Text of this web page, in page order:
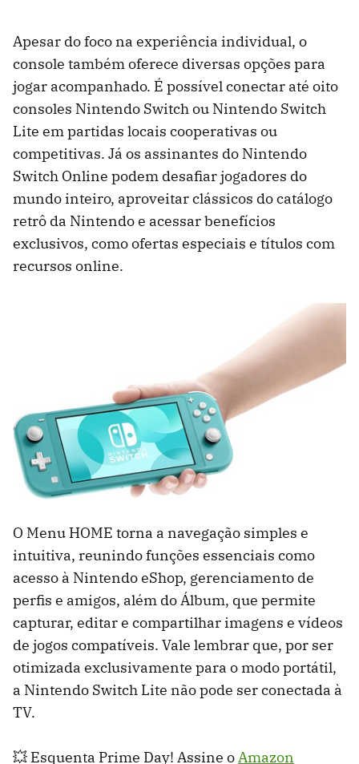
Apesar do foco na experiência individual, o
console também oferece diversas opções para
jogar acompanhado. É possível conectar até oito
consoles Nintendo Switch ou Nintendo Switch
Lite em partidas locais cooperativas ou
competitivas. Já os assinantes do Nintendo
Switch Online podem desafiar jogadores do
mundo inteiro, aproveitar clássicos do catálogo
retrô da Nintendo e acessar benefícios
exclusivos, como ofertas especiais e títulos com
recursos online.
O Menu HOME torna a navegação simples e
intuitiva, reunindo funções essenciais como
acesso à Nintendo eShop, gerenciamento de
perfis e amigos, além do Álbum, que permite
capturar, editar e compartilhar imagens e vídeos
de jogos compatíveis. Vale lembrar que, por ser
otimizada exclusivamente para o modo portátil,
a Nintendo Switch Lite não pode ser conectada à
TV.
💥 Esquenta Prime Day! Assine oAmazon